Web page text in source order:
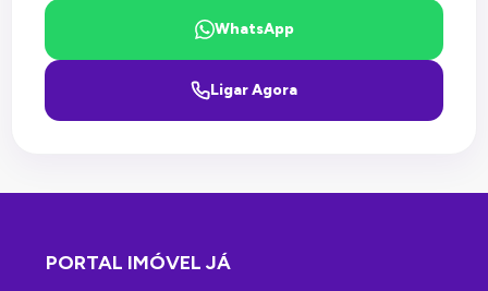
WhatsApp
Ligar Agora
PORTAL IMÓVEL JÁ